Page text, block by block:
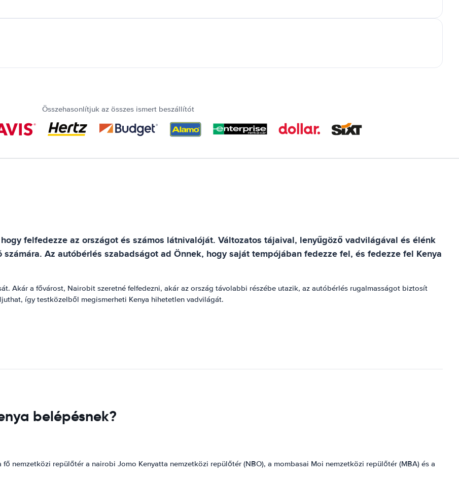
Összehasonlítjuk az összes ismert beszállítót
felfedezze az országot és számos látnivalóját. Változatos tájaival, lenyűgöző vadvilágával és élénk
Az autóbérlés szabadságot ad Önnek, hogy saját tempójában fedezze fel, és fedezze fel Kenya
Akár a fővárost, Nairobit szeretné felfedezni, akár az ország távolabbi részébe utazik, az autóbérlés rugalmasságot biztosít
így testközelből megismerheti Kenya hihetetlen vadvilágát.
belépésnek?
nemzetközi repülőtér a nairobi Jomo Kenyatta nemzetközi repülőtér (NBO), a mombasai Moi nemzetközi repülőtér (MBA) és a